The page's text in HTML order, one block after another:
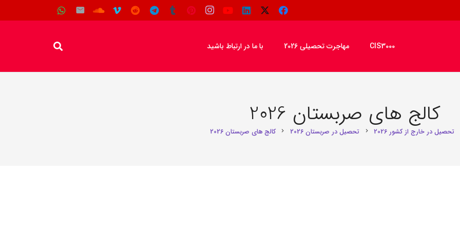
CIS3000 مهاجرت تحصیلی 2026 با ما در ارتباط باشید
کالج‌ های صربستان 2026
تحصیل در خارج از کشور 2026 chevron_right تحصیل در صربستان 2026 chevron_right کالج‌ های صربستان 2026